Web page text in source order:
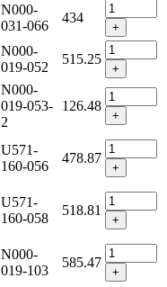
N000-
031-066
434
+
N000-
019-052
515.25
+
N000-
019-053-
2
126.48
+
U571-
160-056
478.87
+
U571-
160-058
518.81
+
N000-
019-103
585.47
+